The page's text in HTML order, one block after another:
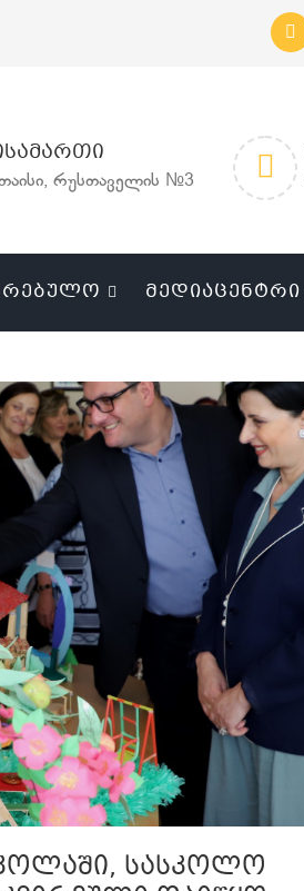
რუსთაველის №3
ᲛᲔᲓᲘᲐᲪᲔᲜᲢᲠᲘ
სასკოლო